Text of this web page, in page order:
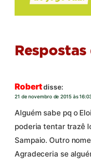
Respostas
Robertdisse:
21 de novembro de 2015 às
Alguém sabe pq o
poderia tentar trazê
Sampaio. Outro
Agradeceria se